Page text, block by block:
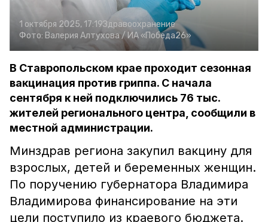
1 октября 2025, 17:19Здравоохранение
Фото: Валерия Алтухова / ИА «Победа26»
В Ставропольском крае проходит сезонная
вакцинация против гриппа. С начала
сентября к ней подключились 76 тыс.
жителей регионального центра, сообщили в
местной администрации.
Минздрав региона закупил вакцину для
взрослых, детей и беременных женщин.
По поручению губернатора Владимира
Владимирова финансирование на эти
цели поступило из краевого бюджета.